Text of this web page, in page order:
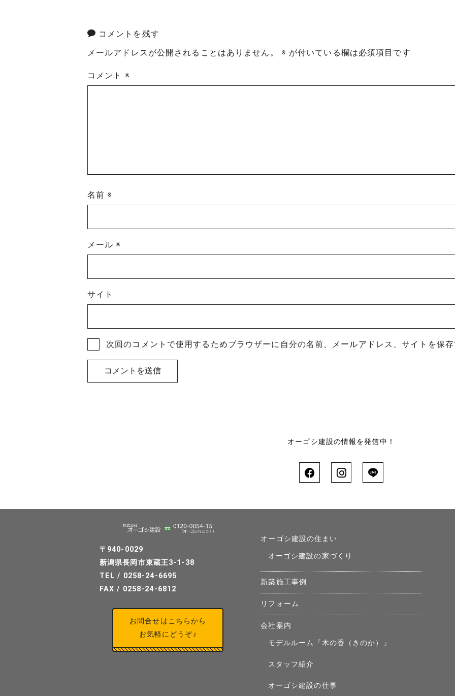
コメントを残す
メールアドレスが公開されることはありません。
※ が付いている欄は必須項目です
コメント ※
名前※
メール※
サイト
次回のコメントで使用するためブラウザーに自分の名前、メールアドレス、サイトを保
オーゴシ建設の情報を発信中！
〒940-0029
新潟県長岡市東蔵王3-1-38
TEL / 0258-24-6695
FAX / 0258-24-6812
お問合せはこちらから
お気軽にどうぞ♪
オーゴシ建設の住まい
オーゴシ建設の家づくり
新築施工事例
リフォーム
会社案内
モデルルーム『木の香（きのか）』
スタッフ紹介
オーゴシ建設の仕事